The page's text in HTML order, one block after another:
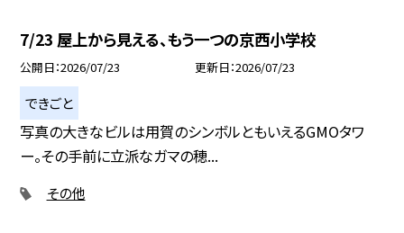
7/23 屋上から見える、もう一つの京西小学校
公開日 2026/07/23 更新日 2026/07/23
できごと
写真の大きなビルは用賀のシンボルともいえるGMOタワ
ー。その手前に立派なガマの穂...
その他